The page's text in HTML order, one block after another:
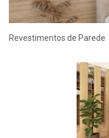
Revestimentos de Parede